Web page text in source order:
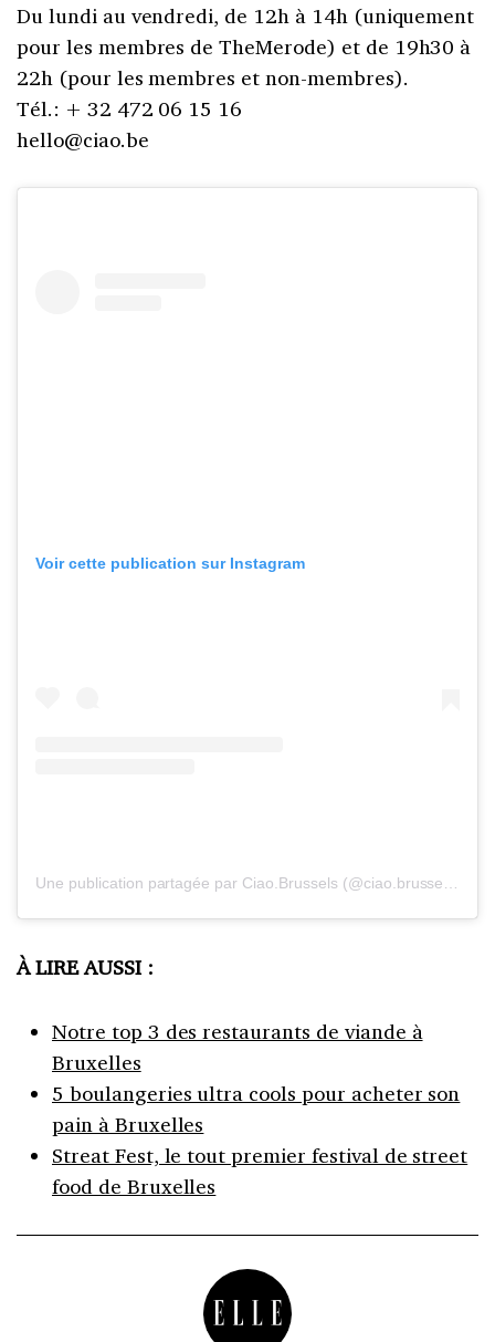
Du lundi au vendredi, de 12h à 14h (uniquement
pour les membres de TheMerode) et de 19h30 à
22h (pour les membres et non-membres).
Tél.: + 32 472 06 15 16
hello@ciao.be
Voir cette publication sur Instagram
À LIRE AUSSI :
Notre top 3 des restaurants de viande à
Bruxelles
5 boulangeries ultra cools pour acheter son
pain à Bruxelles
Streat Fest, le tout premier festival de street
food de Bruxelles